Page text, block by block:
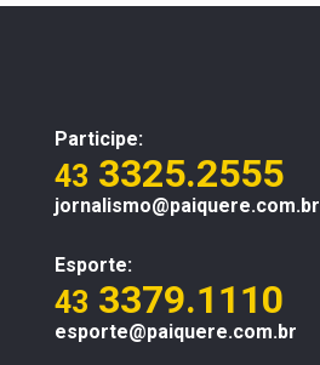
Participe:
43 3325.2555
jornalismo@paiquere.com.br
Esporte:
43 3379.1110
esporte@paiquere.com.br